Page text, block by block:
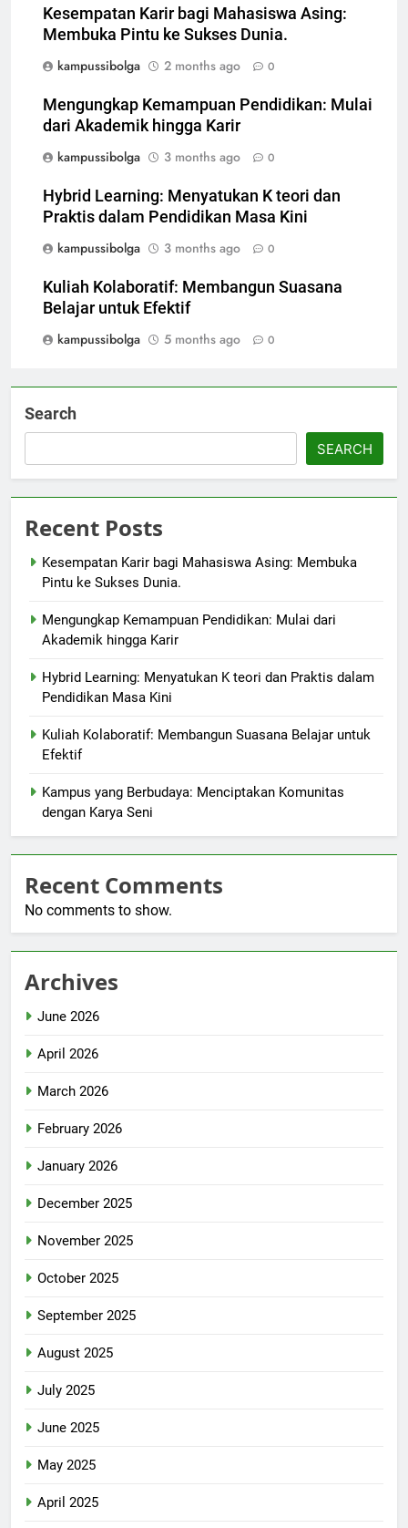
Kesempatan Karir bagi Mahasiswa Asing:
Membuka Pintu ke Sukses Dunia.
kampussibolga
2 months ago 0
Mengungkap Kemampuan Pendidikan: Mulai
dari Akademik hingga Karir
kampussibolga
3 months ago 0
Hybrid Learning: Menyatukan K teori dan
Praktis dalam Pendidikan Masa Kini
kampussibolga
3 months ago 0
Kuliah Kolaboratif: Membangun Suasana
Belajar untuk Efektif
kampussibolga
5 months ago 0
Search
SEARCH
Recent Posts
Kesempatan Karir bagi Mahasiswa Asing: Membuka
Pintu ke Sukses Dunia.
Mengungkap Kemampuan Pendidikan: Mulai dari
Akademik hingga Karir
Hybrid Learning: Menyatukan K teori dan Praktis dalam
Pendidikan Masa Kini
Kuliah Kolaboratif: Membangun Suasana Belajar untuk
Efektif
Kampus yang Berbudaya: Menciptakan Komunitas
dengan Karya Seni
Recent Comments
No comments to show.
Archives
June 2026
April 2026
March 2026
February 2026
January 2026
December 2025
November 2025
October 2025
September 2025
August 2025
July 2025
June 2025
May 2025
April 2025